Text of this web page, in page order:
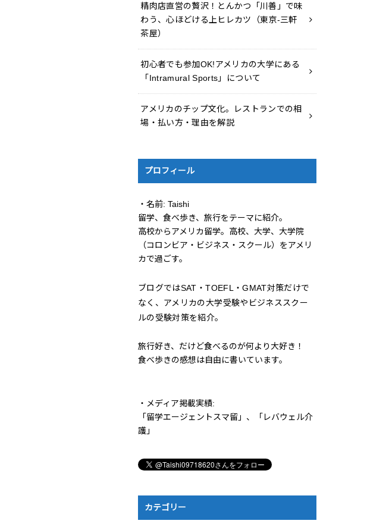
精肉店直営の贅沢！とんかつ「川善」で味
わう、心ほどける上ヒレカツ（東京-三軒
茶屋）
初心者でも参加OK!アメリカの大学にある
「Intramural Sports」について
アメリカのチップ文化。レストランでの相
場・払い方・理由を解説
プロフィール
・名前: Taishi
留学、食べ歩き、旅行をテーマに紹介。
高校からアメリカ留学。高校、大学、大学院
（コロンビア・ビジネス・スクール）をアメリ
カで過ごす。
ブログではSAT・TOEFL・GMAT対策だけで
なく、アメリカの大学受験やビジネススクー
ルの受験対策を紹介。
旅行好き、だけど食べるのが何より大好き！
食べ歩きの感想は自由に書いています。
・メディア掲載実績:
「留学エージェントスマ留」、「レバウェル介
護」
カテゴリー